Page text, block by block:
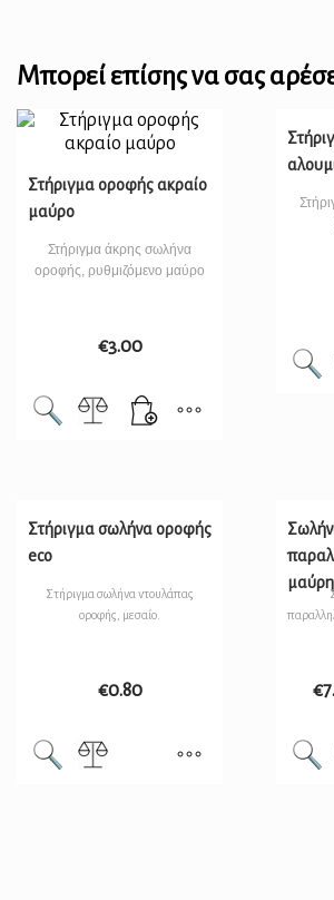
Μπορεί επίσης να σας
Στήριγμα οροφής ακραίο
μαύρο
Στήριγμα άκρης σωλήνα
οροφής, ρυθμιζόμενο μαύρο
€3.00
Στήριγμα σωλήνα οροφής
eco
Στήριγμα σωλήνα ντουλάπας
οροφής, μεσαίο.
€0.80
μαύρη
€